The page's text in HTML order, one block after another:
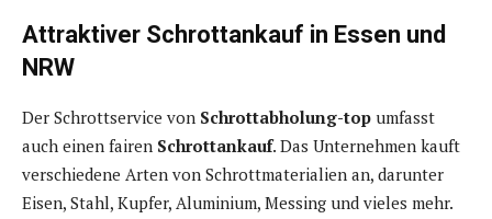
Attraktiver Schrottankauf in Essen und
NRW
Der Schrottservice von Schrottabholung-top umfasst
auch einen fairen Schrottankauf. Das Unternehmen kauft
verschiedene Arten von Schrottmaterialien an, darunter
Eisen, Stahl, Kupfer, Aluminium, Messing und vieles mehr.